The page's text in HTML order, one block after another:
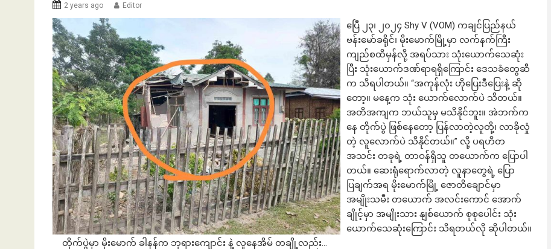
2 years ago Editor
ဧပြီ ၂၃၊ ၂၀၂၄ Shy V (VOM) ကချင်ပြည်နယ်
ဗန်းမော်ခရိုင်၊ မိုးမောက်မြို့မှာ လက်နက်ကြီး
ကျည်စထိမှန်လို့ အရပ်သား သုံးယောက်သေဆုံး
ပြီး သုံးယောက်ဒဏ်ရာရရှိကြောင်း ဒေသခံတွေဆီ
က သိရပါတယ်။ “အကုန်လုံး ဟိုပြေးဒီပြေးနဲ့ ဆို
တော့။ မနေ့က သုံး ယောက်လောက်ပဲ သိတယ်။
အတိအကျက ဘယ်သူမှ မသိနိုင်ဘူး။ အဲဘက်က
နေ တိုက်ပွဲ ဖြစ်နေတော့ ပြန်လာတဲ့လူတို့၊ လာခိုလှုံ
တဲ့ လူလောက်ပဲ သိနိုင်တယ်။” လို့ ပရဟိတ
အသင်း တခုရဲ့ တာဝန်ရှိသူ တယောက်က ပြောပါ
တယ်။ ဆေးရုံရောက်လာတဲ့ လူနာတွေရဲ့ ပြော
ပြချက်အရ မိုးမောက်မြို့ ဇောတိချောင်မှာ
အမျိုးသမီး တယောက် အလင်းကောင် အောက်
ချိုင့်မှာ အမျိုးသား နျစ်ယောက် စုစုပေါင်း သုံး
ယောက်သေဆုံးကြောင်း သိရတယ်လို ဆိုပါတယ်။
တိုက်ပွဲမှာ မိုးမောက် ခါနန်က ဘုရားကျောင်း နဲ့ လူနေအိမ် တချို့လည်း…